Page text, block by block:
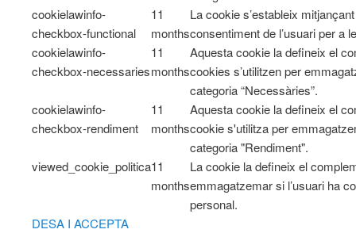
cookielawinfo-
checkbox-functional
11
months
La cookie s’estableix
consentiment de l’usuari per a
cookielawinfo-
checkbox-necessaries
11
months
Aquesta cookie la defineix el
cookies s’utilitzen per
categoria “Necessàries”.
cookielawinfo-
checkbox-rendiment
11
months
Aquesta cookie la defineix el
cookie s'utilitza per
categoria "Rendiment".
viewed_cookie_politica11
months
La cookie la defineix el
emmagatzemar si l’usuari ha
personal.
DESA I ACCEPTA